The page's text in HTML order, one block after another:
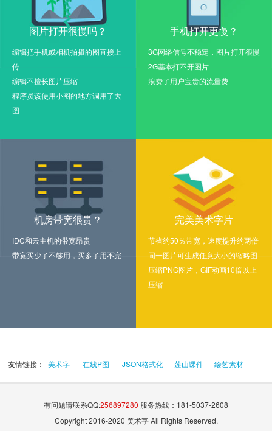
图片打开很慢吗？
编辑把手机或相机拍摄的图直接上
传
编辑不擅长图片压缩
程序员该使用小图的地方调用了大
图
手机打开更慢？
3G网络信号不稳定，图片打开很慢
2G基本打不开图片
浪费了用户宝贵的流量费
机房带宽很贵？
IDC和云主机的带宽昂贵
带宽买少了不够用，买多了用不完
完美美术字片
节省约50％带宽，速度提升约两倍
同一图片可生成任意大小的缩略图
压缩PNG图片，GIF动画10倍以上
压缩
友情链接：美术字 在线P图 JSON格式化 莲山课件 绘艺素材
有问题请联系QQ:256897280 服务热线：181-5037-2608
Copyright 2016-2020 美术字 All Rights Reserved.